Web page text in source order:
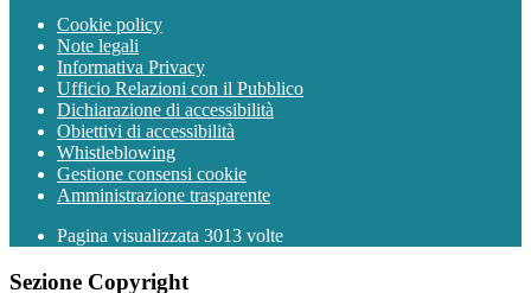
Cookie policy
Note legali
Informativa Privacy
Ufficio Relazioni con il Pubblico
Dichiarazione di accessibilità
Obiettivi di accessibilità
Whistleblowing
Gestione consensi cookie
Amministrazione trasparente
Pagina visualizzata 3013 volte
Sezione Copyright